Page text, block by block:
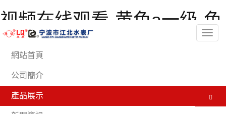
视频在线观看-黄色a一级-色
欲av伊人久久大香线蕉影院-
亚洲另类色图-男女在线观
看-亚洲欧美日韩在线播放-
久久韩国-99精品一区二区-
分
網站首頁
公司簡介
產品展示